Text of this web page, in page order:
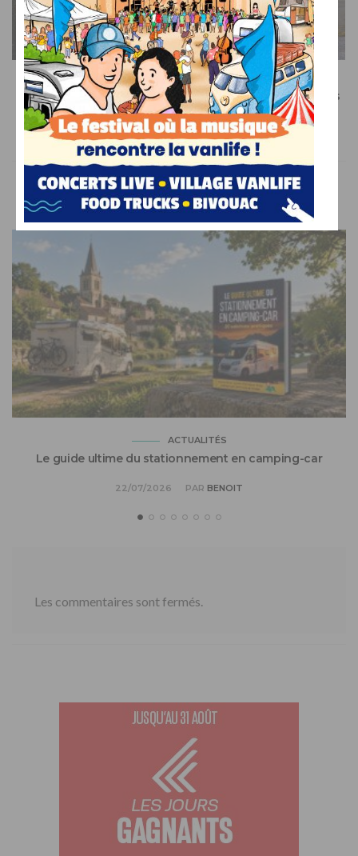
SUR LE WEB
Recevez le meilleur de l’actualité du camping-car dans
votre boîte mail
VOUS AIMEREZ AUSSI
ACTUALITÉS
Le guide ultime du stationnement en camping-car
22/07/2026 PAR BENOIT
Les commentaires sont fermés.